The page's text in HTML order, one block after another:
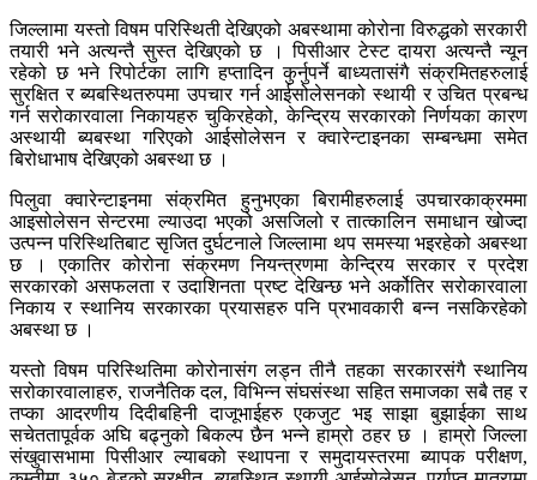
जिल्लामा यस्तो विषम परिस्थिती देखिएको अबस्थामा कोरोना विरुद्धको सरकारी
तयारी भने अत्यन्तै सुस्त देखिएको छ । पिसीआर टेस्ट दायरा अत्यन्तै न्यून
रहेको छ भने रिपोर्टका लागि हप्तादिन कुर्नुपर्ने बाध्यतासंगै संक्रमितहरुलाई
सुरक्षित र ब्यबस्थितरुपमा उपचार गर्न आईसोलेसनको स्थायी र उचित प्रबन्ध
गर्न सरोकारवाला निकायहरु चुकिरहेको, केन्द्रिय सरकारको निर्णयका कारण
अस्थायी ब्यबस्था गरिएको आईसोलेसन र क्वारेन्टाइनका सम्बन्धमा समेत
बिरोधाभाष देखिएको अबस्था छ ।
पिलुवा क्वारेन्टाइनमा संक्रमित हुनुभएका बिरामीहरुलाई उपचारकाक्रममा
आइसोलेसन सेन्टरमा ल्याउदा भएको असजिलो र तात्कालिन समाधान खोज्दा
उत्पन्न परिस्थितिबाट सृजित दुर्घटनाले जिल्लामा थप समस्या भइरहेको अबस्था
छ । एकातिर कोरोना संक्रमण नियन्त्रणमा केन्द्रिय सरकार र प्रदेश
सरकारको असफलता र उदाशिनता प्रष्ट देखिन्छ भने अर्कोतिर सरोकारवाला
निकाय र स्थानिय सरकारका प्रयासहरु पनि प्रभावकारी बन्न नसकिरहेको
अबस्था छ ।
यस्तो विषम परिस्थितिमा कोरोनासंग लड्न तीनै तहका सरकारसंगै स्थानिय
सरोकारवालाहरु, राजनैतिक दल, विभिन्न संघसंस्था सहित समाजका सबै तह र
तप्का आदरणीय दिदीबहिनी दाजूभाईहरु एकजुट भइ साझा बुझाईका साथ
सचेततापूर्वक अघि बढ्नुको बिकल्प छैन भन्ने हाम्रो ठहर छ । हाम्रो जिल्ला
संखुवासभामा पिसीआर ल्याबको स्थापना र समुदायस्तरमा ब्यापक परीक्षण,